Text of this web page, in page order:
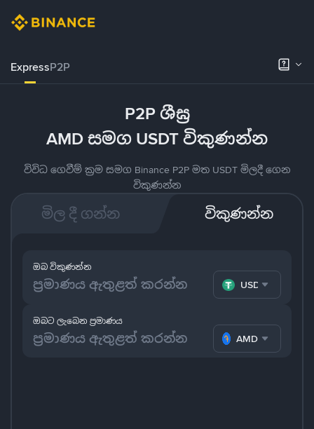
ExpressP2P
P2P ශීඝ්‍ර
AMD සමග USDT විකුණන්න
විවිධ ගෙවීම් ක්‍රම සමග Binance P2P මත USDT මිලදී ගෙන
විකුණන්න
මිල දී ගන්න විකුණන්න
ඔබට ලැබෙන ප්‍රමාණය
AMD
ඔබ විකුණන්න
USDT